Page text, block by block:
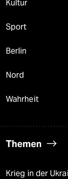
Kultur
Sport
Berlin
Nord
Wahrheit
Themen
Krieg in der